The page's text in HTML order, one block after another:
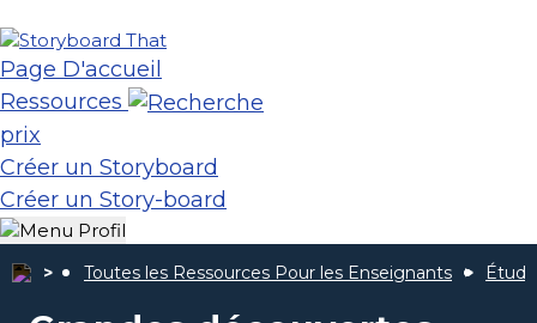
Page D'accueil
Ressources
prix
Créer un Storyboard
Créer un Story-board
Toutes les Ressources Pour les Enseignants